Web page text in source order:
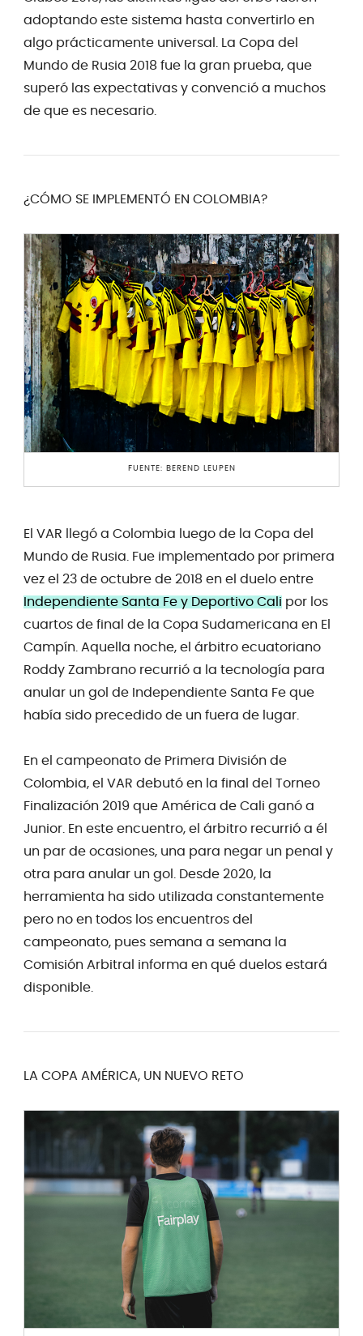
adoptando este sistema hasta convertirlo en
algo prácticamente universal. La Copa del
Mundo de Rusia 2018 fue la gran prueba, que
superó las expectativas y convenció a muchos
de que es necesario.
¿CÓMO SE IMPLEMENTÓ EN COLOMBIA?
FUENTE: BEREND LEUPEN
El VAR llegó a Colombia luego de la Copa del
Mundo de Rusia. Fue implementado por primera
vez el 23 de octubre de 2018 en el duelo entre
Independiente Santa Fe y Deportivo Cali por los
cuartos de final de la Copa Sudamericana en El
Campín. Aquella noche, el árbitro ecuatoriano
Roddy Zambrano recurrió a la tecnología para
anular un gol de Independiente Santa Fe que
había sido precedido de un fuera de lugar.
En el campeonato de Primera División de
Colombia, el VAR debutó en la final del Torneo
Finalización 2019 que América de Cali ganó a
Junior. En este encuentro, el árbitro recurrió a él
un par de ocasiones, una para negar un penal y
otra para anular un gol. Desde 2020, la
herramienta ha sido utilizada constantemente
pero no en todos los encuentros del
campeonato, pues semana a semana la
Comisión Arbitral informa en qué duelos estará
disponible.
LA COPA AMÉRICA, UN NUEVO RETO